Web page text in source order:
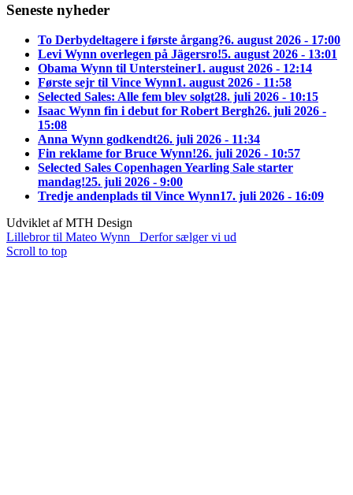
Seneste nyheder
To Derbydeltagere i første årgang?6. august 2026 - 17:00
Levi Wynn overlegen på Jägersro!5. august 2026 - 13:01
Obama Wynn til Untersteiner1. august 2026 - 12:14
Første sejr til Vince Wynn1. august 2026 - 11:58
Selected Sales: Alle fem blev solgt28. juli 2026 - 10:15
Isaac Wynn fin i debut for Robert Bergh26. juli 2026 -
15:08
Anna Wynn godkendt26. juli 2026 - 11:34
Fin reklame for Bruce Wynn!26. juli 2026 - 10:57
Selected Sales Copenhagen Yearling Sale starter
mandag!25. juli 2026 - 9:00
Tredje andenplads til Vince Wynn17. juli 2026 - 16:09
Udviklet af MTH Design
Lillebror til Mateo Wynn
Derfor sælger vi ud
Scroll to top